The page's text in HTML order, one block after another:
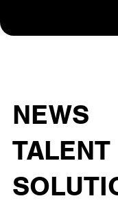
NEWS
TALENT